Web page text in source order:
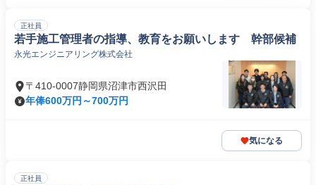
正社員
若手施工管理者の指導、教育をお願いします 幹部候補
永光エンジニアリング株式会社
〒410-0007静岡県沼津市西沢田
年俸600万円～700万円
気になる
正社員